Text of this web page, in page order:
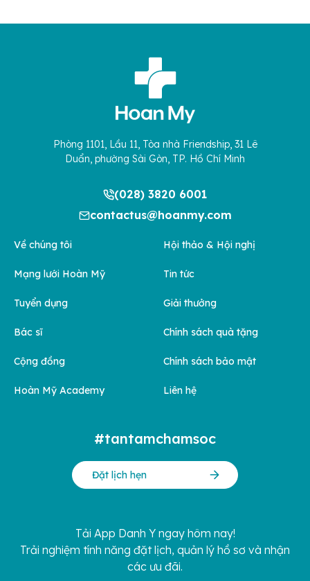
Phòng 1101, Lầu 11, Tòa nhà Friendship, 31 Lê
Duẩn, phường Sài Gòn, TP. Hồ Chí Minh
(028) 3820 6001
contactus@hoanmy.com
Về chúng tôi
Mạng lưới Hoàn Mỹ
Tuyển dụng
Bác sĩ
Cộng đồng
Hoàn Mỹ Academy
Hội thảo & Hội nghị
Tin tức
Giải thưởng
Chính sách quà tặng
Chính sách bảo mật
Liên hệ
#tantamchamsoc
Đặt lịch hẹn
Tải App Danh Y ngay hôm nay!
Trải nghiệm tính năng đặt lịch, quản lý hồ sơ và nhận
các ưu đãi.